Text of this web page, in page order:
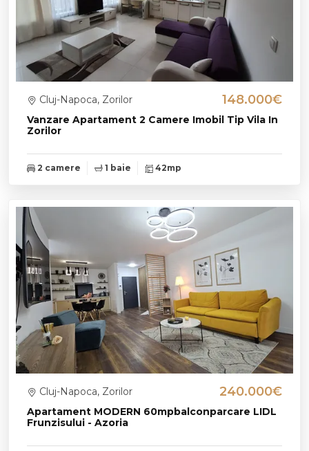
Vanzare Apartament 2 Camere Imobil Tip Vila In
Zorilor
Cluj-Napoca, Zorilor 148.000€
2 camere 1 baie 42mp
Apartament MODERN 60mpbalconparcare LIDL
Frunzisului - Azoria
Cluj-Napoca, Zorilor 240.000€